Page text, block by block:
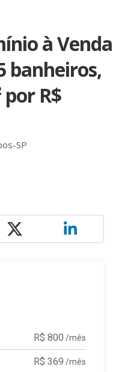
à Venda
banheiros,
por R$
SP
R$ 800 /mês
R$ 369 /mês